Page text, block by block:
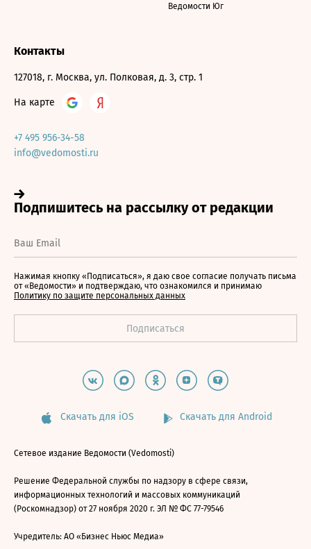
Ведомости Юг
Контакты
127018, г. Москва, ул. Полковая, д. 3, стр. 1
На карте
+7 495 956-34-58
info@vedomosti.ru
Нажимая кнопку «Подписаться», я даю свое согласие получать письма
от «Ведомости» и подтверждаю, что ознакомился и принимаю
Политику по защите персональных данных
Скачать для iOS Скачать для Android
Сетевое издание Ведомости (Vedomosti)
Решение Федеральной службы по надзору в сфере связи,
информационных технологий и массовых коммуникаций
(Роскомнадзор) от 27 ноября 2020 г. ЭЛ № ФС 77-79546
Учредитель: АО «Бизнес Ньюс Медиа»